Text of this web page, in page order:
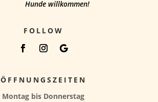
Hunde willkommen!
FOLLOW
ÖFFNUNGSZEITEN
Montag bis Donnerstag